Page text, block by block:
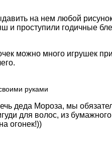
на нем любой
и проступили годичные
можно много игрушек
руками
деда Мороза, мы
для волос, из
огонек!))